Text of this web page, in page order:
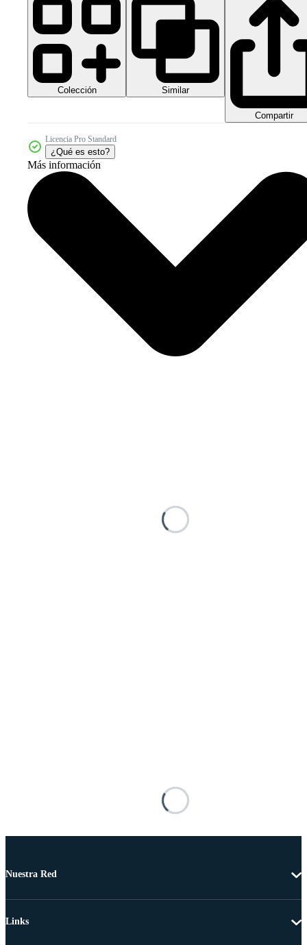
Colección Similar
Compartir
Licencia Pro Standard
¿Qué es esto?
Más información
Nuestra Red
Links